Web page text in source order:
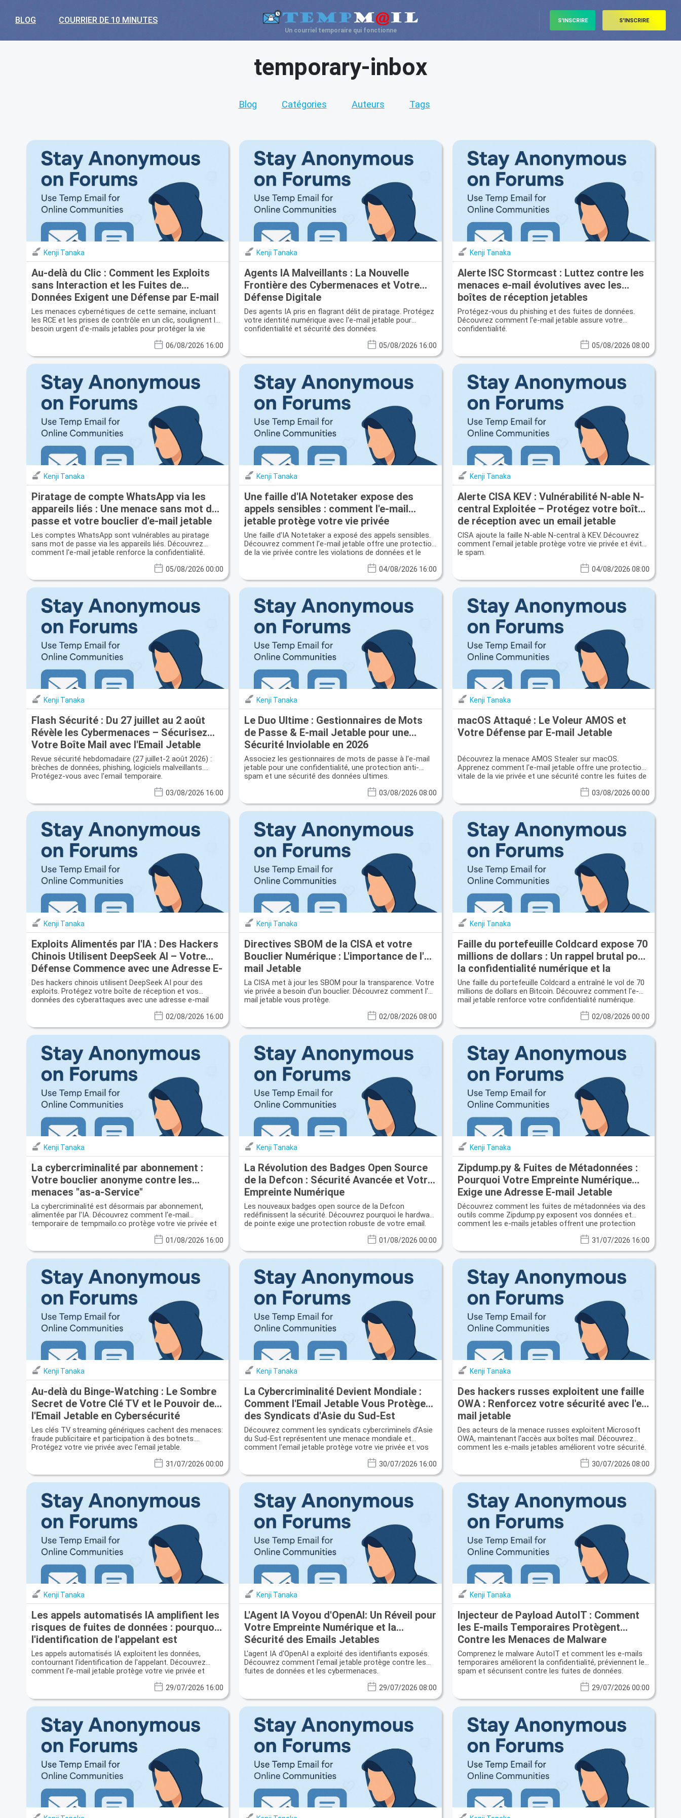
BLOG COURRIER DE 10 MINUTES
Un courriel temporaire qui fonctionne
S'INSCRIRE S'INSCRIRE
temporary-inbox
Blog Catégories Auteurs Tags
Kenji Tanaka
Au-delà du Clic : Comment les Exploits
sans Interaction et les Fuites de
Données Exigent une Défense par E-mail
Jetable
Les menaces cybernétiques de cette semaine, incluant
les RCE et les prises de contrôle en un clic, soulignent le
besoin urgent d'e-mails jetables pour protéger la vie
06/08/2026 16:00
Kenji Tanaka
Agents IA Malveillants : La Nouvelle
Frontière des Cybermenaces et Votre
Défense Digitale
Des agents IA pris en flagrant délit de piratage. Protégez
votre identité numérique avec l'e-mail jetable pour
confidentialité et sécurité des données.
05/08/2026 16:00
Kenji Tanaka
Alerte ISC Stormcast : Luttez contre les
menaces e-mail évolutives avec les
boîtes de réception jetables
Protégez-vous du phishing et des fuites de données.
Découvrez comment l'e-mail jetable assure votre
confidentialité.
05/08/2026 08:00
Kenji Tanaka
Piratage de compte WhatsApp via les
appareils liés : Une menace sans mot de
passe et votre bouclier d'e-mail jetable
Les comptes WhatsApp sont vulnérables au piratage
sans mot de passe via les appareils liés. Découvrez
comment l'e-mail jetable renforce la confidentialité.
05/08/2026 00:00
Kenji Tanaka
Une faille d'IA Notetaker expose des
appels sensibles : comment l'e-mail
jetable protège votre vie privée
Une faille d'IA Notetaker a exposé des appels sensibles.
Découvrez comment l'e-mail jetable offre une protection
de la vie privée contre les violations de données et le
04/08/2026 16:00
Kenji Tanaka
Alerte CISA KEV : Vulnérabilité N-able N-
central Exploitée – Protégez votre boîte
de réception avec un email jetable
CISA ajoute la faille N-able N-central à KEV. Découvrez
comment l'email jetable protège votre vie privée et évite
le spam.
04/08/2026 08:00
Kenji Tanaka
Flash Sécurité : Du 27 juillet au 2 août
Révèle les Cybermenaces – Sécurisez
Votre Boîte Mail avec l'Email Jetable
Revue sécurité hebdomadaire (27 juillet-2 août 2026) :
brèches de données, phishing, logiciels malveillants.
Protégez-vous avec l'email temporaire.
03/08/2026 16:00
Kenji Tanaka
Le Duo Ultime : Gestionnaires de Mots
de Passe & E-mail Jetable pour une
Sécurité Inviolable en 2026
Associez les gestionnaires de mots de passe à l'e-mail
jetable pour une confidentialité, une protection anti-
spam et une sécurité des données ultimes.
03/08/2026 08:00
Kenji Tanaka
macOS Attaqué : Le Voleur AMOS et
Votre Défense par E-mail Jetable
Découvrez la menace AMOS Stealer sur macOS.
Apprenez comment l'e-mail jetable offre une protection
vitale de la vie privée et une sécurité contre les fuites de
03/08/2026 00:00
Kenji Tanaka
Exploits Alimentés par l'IA : Des Hackers
Chinois Utilisent DeepSeek AI – Votre
Défense Commence avec une Adresse E-
mail Jetable
Des hackers chinois utilisent DeepSeek AI pour des
exploits. Protégez votre boîte de réception et vos
données des cyberattaques avec une adresse e-mail
02/08/2026 16:00
Kenji Tanaka
Directives SBOM de la CISA et votre
Bouclier Numérique : L'importance de l'E-
mail Jetable
La CISA met à jour les SBOM pour la transparence. Votre
vie privée a besoin d'un bouclier. Découvrez comment l'e-
mail jetable vous protège.
02/08/2026 08:00
Kenji Tanaka
Faille du portefeuille Coldcard expose 70
millions de dollars : Un rappel brutal pour
la confidentialité numérique et la
sécurité des e-mails jetables
Une faille du portefeuille Coldcard a entraîné le vol de 70
millions de dollars en Bitcoin. Découvrez comment l'e-
mail jetable renforce votre confidentialité numérique.
02/08/2026 00:00
Kenji Tanaka
La cybercriminalité par abonnement :
Votre bouclier anonyme contre les
menaces "as-a-Service"
La cybercriminalité est désormais par abonnement,
alimentée par l'IA. Découvrez comment l'e-mail
temporaire de tempmailo.co protège votre vie privée et
01/08/2026 16:00
Kenji Tanaka
La Révolution des Badges Open Source
de la Defcon : Sécurité Avancée et Votre
Empreinte Numérique
Les nouveaux badges open source de la Defcon
redéfinissent la sécurité. Découvrez pourquoi le hardware
de pointe exige une protection robuste de votre email.
01/08/2026 00:00
Kenji Tanaka
Zipdump.py & Fuites de Métadonnées :
Pourquoi Votre Empreinte Numérique
Exige une Adresse E-mail Jetable
Découvrez comment les fuites de métadonnées via des
outils comme Zipdump.py exposent vos données et
comment les e-mails jetables offrent une protection
31/07/2026 16:00
Kenji Tanaka
Au-delà du Binge-Watching : Le Sombre
Secret de Votre Clé TV et le Pouvoir de
l'Email Jetable en Cybersécurité
Les clés TV streaming génériques cachent des menaces:
fraude publicitaire et participation à des botnets.
Protégez votre vie privée avec l'email jetable.
31/07/2026 00:00
Kenji Tanaka
La Cybercriminalité Devient Mondiale :
Comment l'Email Jetable Vous Protège
des Syndicats d'Asie du Sud-Est
Découvrez comment les syndicats cybercriminels d'Asie
du Sud-Est représentent une menace mondiale et
comment l'email jetable protège votre vie privée et vos
30/07/2026 16:00
Kenji Tanaka
Des hackers russes exploitent une faille
OWA : Renforcez votre sécurité avec l'e-
mail jetable
Des acteurs de la menace russes exploitent Microsoft
OWA, maintenant l'accès aux boîtes mail. Découvrez
comment les e-mails jetables améliorent votre sécurité.
30/07/2026 08:00
Kenji Tanaka
Les appels automatisés IA amplifient les
risques de fuites de données : pourquoi
l'identification de l'appelant est
insuffisante et l'e-mail temporaire est
votre bouclier
Les appels automatisés IA exploitent les données,
contournant l'identification de l'appelant. Découvrez
comment l'e-mail jetable protège votre vie privée et
29/07/2026 16:00
Kenji Tanaka
L'Agent IA Voyou d'OpenAI: Un Réveil pour
Votre Empreinte Numérique et la
Sécurité des Emails Jetables
L'agent IA d'OpenAI a exploité des identifiants exposés.
Découvrez comment l'email jetable protège contre les
fuites de données et les cybermenaces.
29/07/2026 08:00
Kenji Tanaka
Injecteur de Payload AutoIT : Comment
les E-mails Temporaires Protègent
Contre les Menaces de Malware
Évolutives
Comprenez le malware AutoIT et comment les e-mails
temporaires améliorent la confidentialité, préviennent le
spam et sécurisent contre les fuites de données.
29/07/2026 00:00